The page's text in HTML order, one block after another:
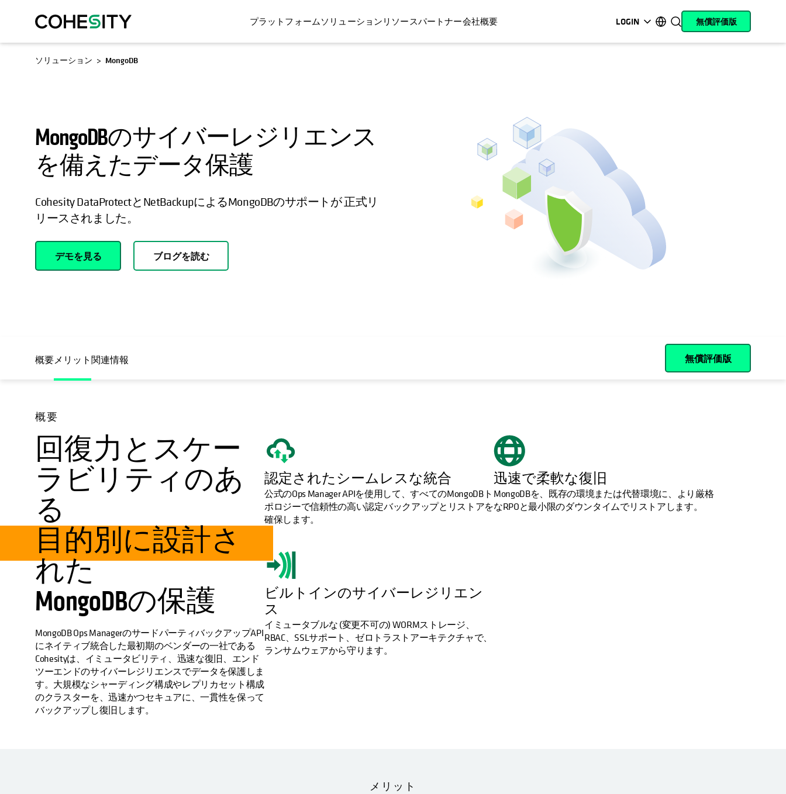
プラットフォームソリューションリソースパートナー会社概要 LOGIN
新しいタブで開く
新しいタブで開く
新しいタブで開く
新しいタブで開く
ュメント
新しいタブで開く
アカデミー
新しいタブで開く
Cohesity
Community
新しいタブで開く
パートナー
新しいタブで開く
無償評価版
ソリューション MongoDB
MongoDBのサイバーレジリエンス
を備えたデータ保護
Cohesity DataProtectとNetBackupによるMongoDBのサポートが 正式リ
リースされました。
デモを見る ブログを読む
概要メリット関連情報 無償評価版
概要
回復力とスケー
ラビリティのあ
る
目的別に設計さ
れた
MongoDBの保護
MongoDB Ops ManagerのサードパーティバックアップAPI
にネイティブ統合した最初期のベンダーの一社である
Cohesityは、イミュータビリティ、迅速な復旧、エンド
ツーエンドのサイバーレジリエンスでデータを保護しま
す。大規模なシャーディング構成やレプリカセット構成
のクラスターを、迅速かつセキュアに、一貫性を保って
バックアップし復旧します。
認定されたシームレスな統合
公式のOps Manager APIを使用して、すべてのMongoDBト
ポロジーで信頼性の高い認定バックアップとリストアを
確保します。
ビルトインのサイバーレジリエン
ス
イミュータブルな (変更不可の) WORMストレージ、
RBAC、SSLサポート、ゼロトラストアーキテクチャで、
ランサムウェアから守ります。
迅速で柔軟な復旧
MongoDBを、既存の環境または代替環境に、より厳格
なRPOと最小限のダウンタイムでリストアします。
メリット